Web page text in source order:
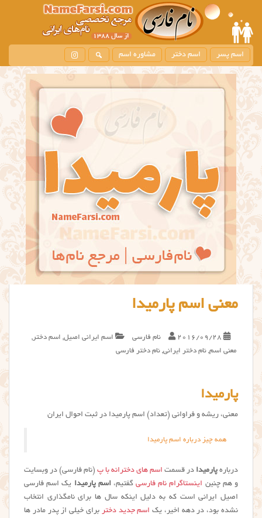
m
i
c
n
t
اسم پسر اسم دختر مشاوره اسم
معنی اسم پارمیدا
2016/09/28 نام فارسی اسم ایرانی اصیل, اسم دختر ,
معنی اسم, نام دختر ایرانی, نام دختر فارسی
پارمیدا
معنی، ریشه و فراوانی (تعداد) اسم پارمیدا در ثبت احوال ایران
همه چیز درباره اسم پارمیدا
درباره پارمیدا در قسمت اسم های دخترانه با پ (نام فارسی) در وبسایت
و هم چنین اینستاگرام نام فارسیگفتیم، اسم پارمیدا یک اسم فارسی
اصیل ایرانی است که به دلیل اینکه سال ها برای نامگذاری انتخاب
نشده بود، در دهه اخیر، یک اسم جدید دختر برای خیلی از پدر مادر ها